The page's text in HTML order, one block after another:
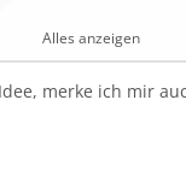
das
Sowohl im GE als
passen .
Alles anzeigen
merke ich mir